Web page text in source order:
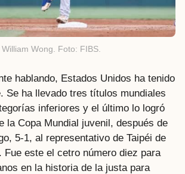
William Wong. Foto: FIBS.
hablando, Estados Unidos ha tenido
Se ha llevado tres títulos mundiales
inferiores y el último lo logró
la Copa Mundial juvenil, después de
5-1, al representativo de Taipéi de
Fue este el cetro número diez para
en la historia de la justa para